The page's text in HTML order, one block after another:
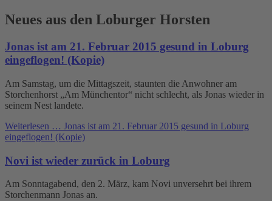
Neues aus den Loburger Horsten
Jonas ist am 21. Februar 2015 gesund in Loburg
eingeflogen! (Kopie)
Am Samstag, um die Mittagszeit, staunten die Anwohner am
Storchenhorst „Am Münchentor“ nicht schlecht, als Jonas wieder in
seinem Nest landete.
Weiterlesen … Jonas ist am 21. Februar 2015 gesund in Loburg
eingeflogen! (Kopie)
Novi ist wieder zurück in Loburg
Am Sonntagabend, den 2. März, kam Novi unversehrt bei ihrem
Storchenmann Jonas an.